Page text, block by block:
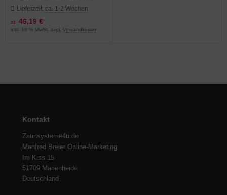
Ausführungen
Lieferzeit: ca. 1-2 Wochen
ab 46,19 €
inkl. 19 % MwSt. zzgl. Versandkosten
Kontakt
Zaunsysteme4u.de
Manfred Breier Online-Marketing
Im Kiss 15
51709 Marienheide
Deutschland